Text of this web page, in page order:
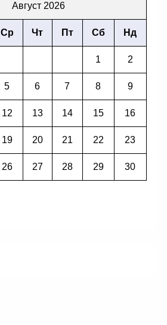
Август 2026
Ср Чт Пт Сб Нд
1 2
5 6 7 8 9
12 13 14 15 16
19 20 21 22 23
26 27 28 29 30